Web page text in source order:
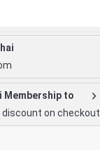
Membership to
on checkout